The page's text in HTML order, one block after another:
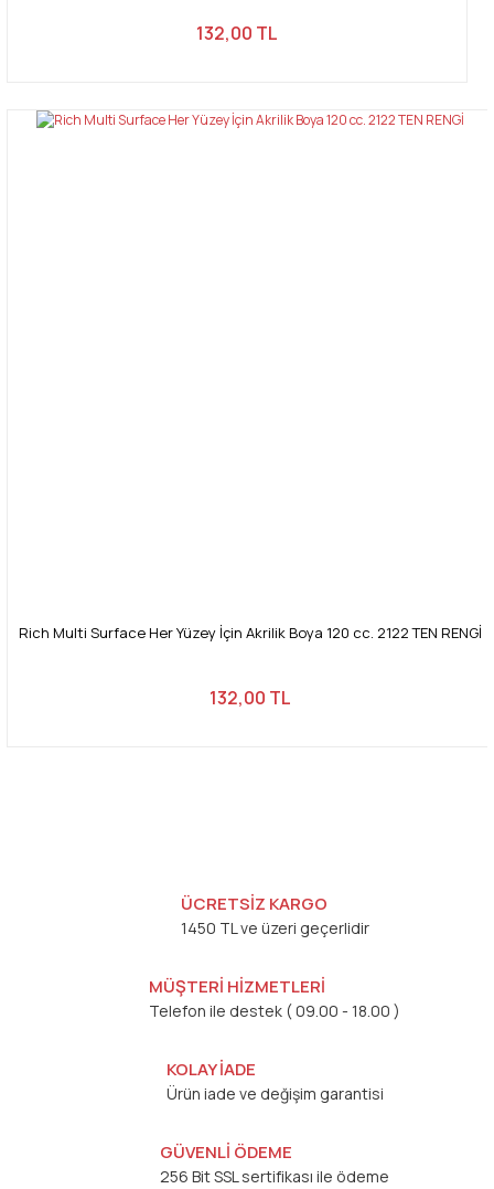
132,00 TL
Rich Multi Surface Her Yüzey İçin Akrilik Boya 120 cc. 2122 TEN RENGİ
132,00 TL
ÜCRETSİZ KARGO
1450 TL ve üzeri geçerlidir
MÜŞTERİ HİZMETLERİ
Telefon ile destek ( 09.00 - 18.00 )
KOLAY İADE
Ürün iade ve değişim garantisi
GÜVENLİ ÖDEME
256 Bit SSL sertifikası ile ödeme